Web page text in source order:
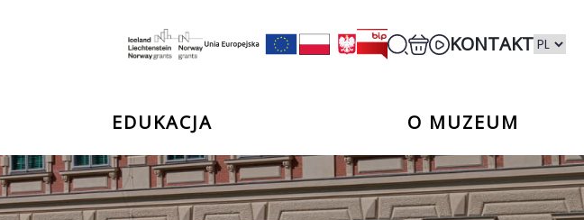
KONTAKT
EDUKACJA O MUZEUM